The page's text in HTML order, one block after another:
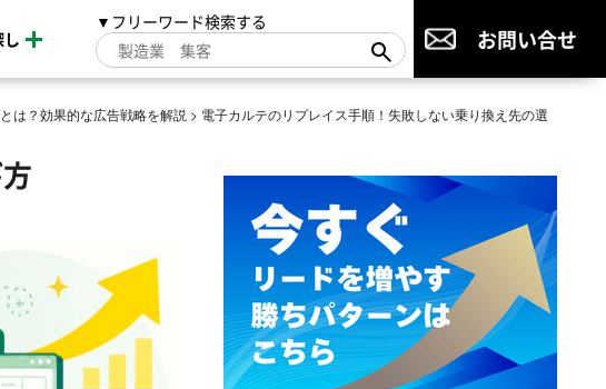
▼フリーワード検索する
お問い合せ
は？効果的な広告戦略を解説 > 電子カルテのリプレイス手順！失敗しない乗り換え先の選